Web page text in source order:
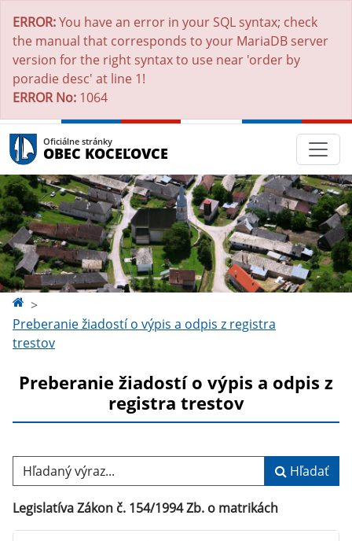
ERROR:You have an error in your SQL syntax; check
the manual that corresponds to your MariaDB server
version for the right syntax to use near 'order by
poradie desc' at line 1!
ERROR No: 1064
Oficiálne stránky
OBEC KOCEĽOVCE
Preberanie žiadostí o výpis a odpis z registra
trestov
Preberanie žiadostí o výpis a odpis z
registra trestov
Hľadaný výraz... Hľadať
Legislatíva Zákon č. 154/1994 Zb. o matrikách